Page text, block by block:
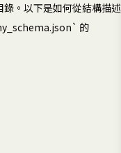
。以下是如何從結構描述
的